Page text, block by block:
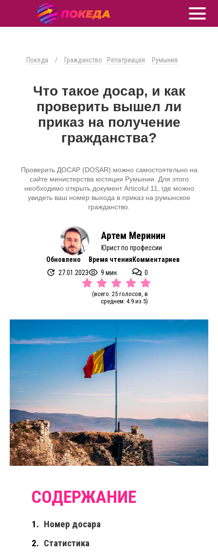
Покеда / Гражданство Репатриация Румыния
Что такое досар, и как
проверить вышел ли
приказ на получение
гражданства?
Проверить ДОСАР (DOSAR) можно самостоятельно на
сайте министерства юстиции Румынии. Для этого
необходимо открыть документ Articolul 11, где можно
увидеть ваш номер выхода в приказ на румынское
гражданство.
Артем Меринин
Юрист по профессии
Обновлено
27.01.2023
Время чтения
9 мин.
Комментариев
0
(всего: 25 голосов, в
среднем: 4.9 из 5)
Номер досара
Статистика